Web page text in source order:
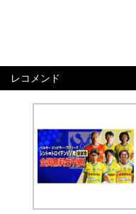
レコメンド